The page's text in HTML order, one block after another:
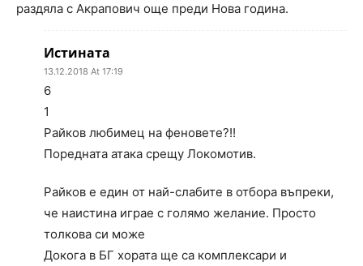
раздяла с Акрапович още преди Нова година.
Истината
13.12.2018 At 17:19
6
1
Райков любимец на феновете?!!
Поредната атака срещу Локомотив.
Райков е един от най-слабите в отбора въпреки,
че наистина играе с голямо желание. Просто
толкова си може
Докога в БГ хората ще са комплексари и